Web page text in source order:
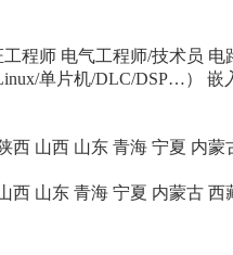
工程师 电气工程师/技术员 电
单片机/DLC/DSP…） 嵌
西 山西 山东 青海 宁夏 内蒙
西 山东 青海 宁夏 内蒙古 西